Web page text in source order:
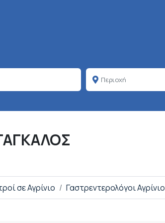
σε Αγρίνιο Γαστρεντερολόγοι Αγρίνιο